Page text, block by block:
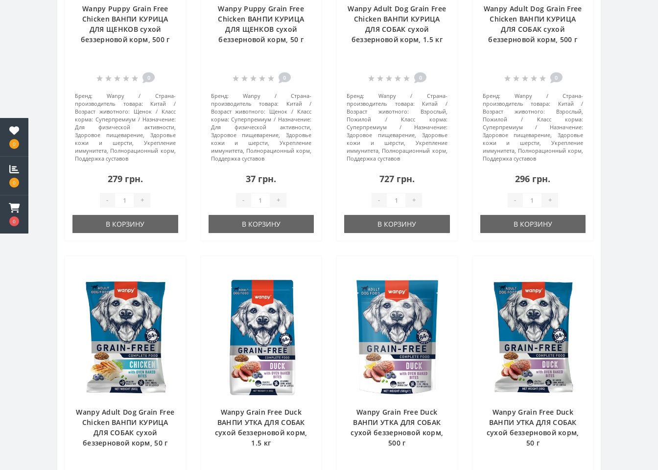
0
0
0
Wanpy Puppy Grain Free
Chicken ВАНПИ КУРИЦА
ДЛЯ ЩЕНКОВ сухой
беззерновой корм, 500 г
0
Бренд: Wanpy
Страна-
производитель товара:
Китай
Возраст животного:
Щенок
Класс
корма: Суперпремиум
Назначение:
Для физической активности,
Здоровое пищеварение, Здоровье
кожи и шерсти, Укрепление
иммунитета, Полнорационный корм,
Поддержка суставов
279 грн.
- +
В КОРЗИНУ
Wanpy Puppy Grain Free
Chicken ВАНПИ КУРИЦА
ДЛЯ ЩЕНКОВ сухой
беззерновой корм, 50 г
0
Бренд: Wanpy
Страна-
производитель товара:
Китай
Возраст животного:
Щенок
Класс
корма: Суперпремиум
Назначение:
Для физической активности,
Здоровое пищеварение, Здоровье
кожи и шерсти, Укрепление
иммунитета, Полнорационный корм,
Поддержка суставов
37 грн.
- +
В КОРЗИНУ
Wanpy Adult Dog Grain Free
Chicken ВАНПИ КУРИЦА
ДЛЯ СОБАК сухой
беззерновой корм, 1.5 кг
0
Бренд: Wanpy
Страна-
производитель товара:
Китай
Возраст животного:
Взрослый,
Пожилой
Класс корма:
Суперпремиум
Назначение:
Здоровое пищеварение, Здоровье
кожи и шерсти, Укрепление
иммунитета, Полнорационный корм,
Поддержка суставов
727 грн.
- +
В КОРЗИНУ
Wanpy Adult Dog Grain Free
Chicken ВАНПИ КУРИЦА
ДЛЯ СОБАК сухой
беззерновой корм, 500 г
0
Бренд: Wanpy
Страна-
производитель товара:
Китай
Возраст животного:
Взрослый,
Пожилой
Класс корма:
Суперпремиум
Назначение:
Здоровое пищеварение, Здоровье
кожи и шерсти, Укрепление
иммунитета, Полнорационный корм,
Поддержка суставов
296 грн.
- +
В КОРЗИНУ
Wanpy Adult Dog Grain Free
Chicken ВАНПИ КУРИЦА
ДЛЯ СОБАК сухой
беззерновой корм, 50 г
Wanpy Grain Free Duck
ВАНПИ УТКА ДЛЯ СОБАК
сухой беззерновой корм,
1.5 кг
Wanpy Grain Free Duck
ВАНПИ УТКА ДЛЯ СОБАК
сухой беззерновой корм,
500 г
Wanpy Grain Free Duck
ВАНПИ УТКА ДЛЯ СОБАК
сухой беззерновой корм,
50 г